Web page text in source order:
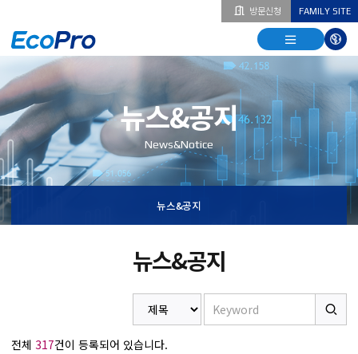
방문신청 FAMILY SITE
열기
열기
다국어
열기
뉴스&공지
News&Notice
뉴스&공지
뉴스&공지
전체 317건이 등록되어 있습니다.